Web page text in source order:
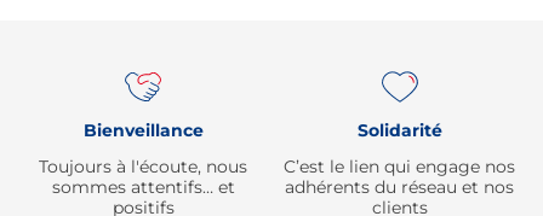
Bienveillance
Toujours à l'écoute, nous
sommes attentifs… et
positifs
Solidarité
C’est le lien qui engage nos
adhérents du réseau et nos
clients